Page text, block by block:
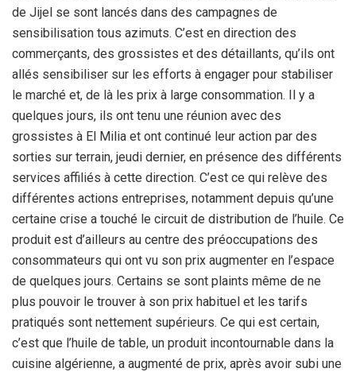
de Jijel se sont lancés dans des campagnes de
sensibilisation tous azimuts. C’est en direction des
commerçants, des grossistes et des détaillants, qu’ils ont
allés sensibiliser sur les efforts à engager pour stabiliser
le marché et, de là les prix à large consommation. Il y a
quelques jours, ils ont tenu une réunion avec des
grossistes à El Milia et ont continué leur action par des
sorties sur terrain, jeudi dernier, en présence des différents
services affiliés à cette direction. C’est ce qui relève des
différentes actions entreprises, notamment depuis qu’une
certaine crise a touché le circuit de distribution de l’huile. Ce
produit est d’ailleurs au centre des préoccupations des
consommateurs qui ont vu son prix augmenter en l’espace
de quelques jours. Certains se sont plaints même de ne
plus pouvoir le trouver à son prix habituel et les tarifs
pratiqués sont nettement supérieurs. Ce qui est certain,
c’est que l’huile de table, un produit incontournable dans la
cuisine algérienne, a augmenté de prix, après avoir subi une